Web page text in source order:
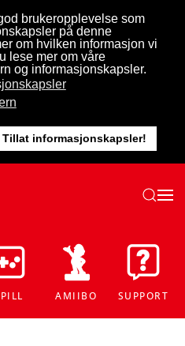
brukeropplevelse som
på denne
om hvilken informasjon vi
lese mer om våre
og informasjonskapsler.
Tillat informasjonskapsler!
AMIIBO SUPPORT